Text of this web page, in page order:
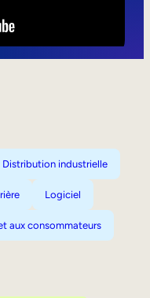
Distribution industrielle
Logiciel
aux consommateurs